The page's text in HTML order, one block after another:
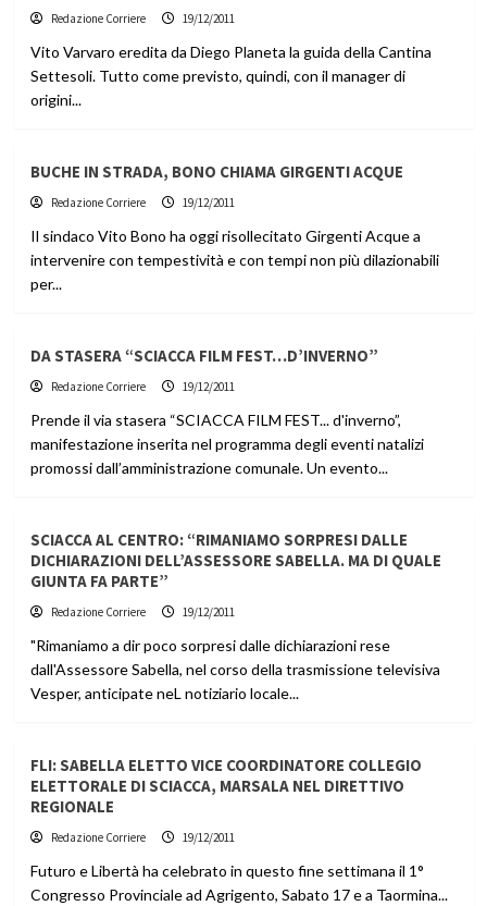
Redazione Corriere 19/12/2011
Vito Varvaro eredita da Diego Planeta la guida della Cantina
Settesoli. Tutto come previsto, quindi, con il manager di
origini...
BUCHE IN STRADA, BONO CHIAMA GIRGENTI ACQUE
Redazione Corriere 19/12/2011
Il sindaco Vito Bono ha oggi risollecitato Girgenti Acque a
intervenire con tempestività e con tempi non più dilazionabili
per...
DA STASERA “SCIACCA FILM FEST…D’INVERNO”
Redazione Corriere 19/12/2011
Prende il via stasera “SCIACCA FILM FEST... d'inverno”,
manifestazione inserita nel programma degli eventi natalizi
promossi dall’amministrazione comunale. Un evento...
SCIACCA AL CENTRO: “RIMANIAMO SORPRESI DALLE
DICHIARAZIONI DELL’ASSESSORE SABELLA. MA DI QUALE
GIUNTA FA PARTE”
Redazione Corriere 19/12/2011
"Rimaniamo a dir poco sorpresi dalle dichiarazioni rese
dall'Assessore Sabella, nel corso della trasmissione televisiva
Vesper, anticipate neL notiziario locale...
FLI: SABELLA ELETTO VICE COORDINATORE COLLEGIO
ELETTORALE DI SCIACCA, MARSALA NEL DIRETTIVO
REGIONALE
Redazione Corriere 19/12/2011
Futuro e Libertà ha celebrato in questo fine settimana il 1°
Congresso Provinciale ad Agrigento, Sabato 17 e a Taormina...